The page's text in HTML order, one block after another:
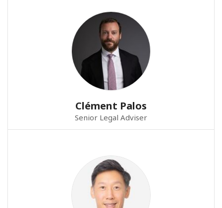
Clément Palos
Senior Legal Adviser